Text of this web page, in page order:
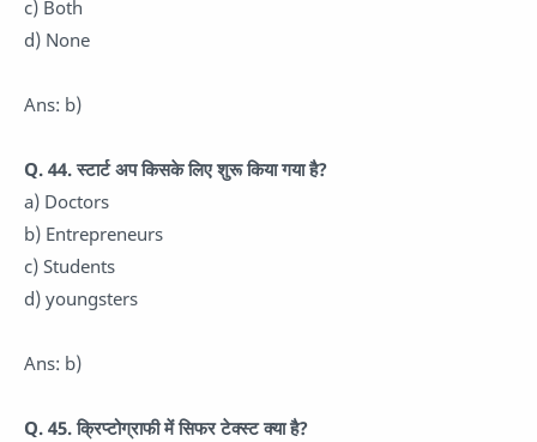
c) Both
d) None
Ans: b)
Q. 44. स्टार्ट अप किसके लिए शुरू किया गया है?
a) Doctors
b) Entrepreneurs
c) Students
d) youngsters
Ans: b)
Q. 45. क्रिप्टोग्राफी में सिफर टेक्स्ट क्या है?